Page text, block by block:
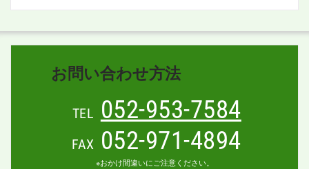
お問い合わせ方法
TEL 052-953-7584
FAX 052-971-4894
※おかけ間違いにご注意ください。